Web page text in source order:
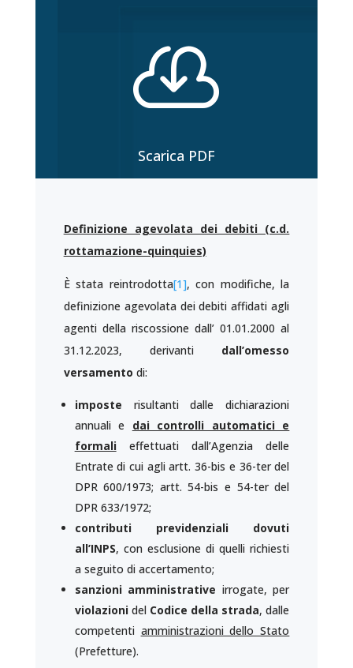

Scarica PDF
Definizione agevolata dei debiti (c.d.
rottamazione-quinquies)
È stata reintrodotta[1], con modifiche, la
definizione agevolata dei debiti affidati agli
agenti della riscossione dall’ 01.01.2000 al
31.12.2023, derivanti dall’omesso
versamento di:
imposte risultanti dalle dichiarazioni
annuali e dai controlli automatici e
formalieffettuati dall’Agenzia delle
Entrate di cui agli artt. 36-bis e 36-ter del
DPR 600/1973; artt. 54-bis e 54-ter del
DPR 633/1972;
contributi previdenziali dovuti
all’INPS, con esclusione di quelli richiesti
a seguito di accertamento;
sanzioni amministrative irrogate, per
violazionidel Codice della strada, dalle
competenti amministrazioni dello Stato
(Prefetture).